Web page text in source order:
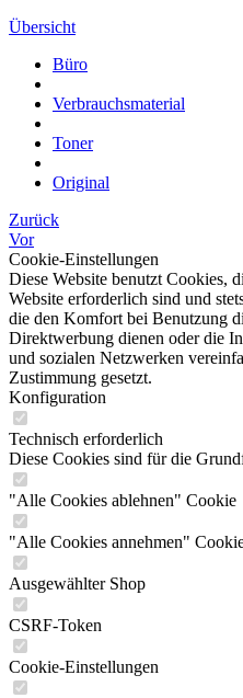
Übersicht
Büro
Verbrauchsmaterial
Toner
Original
Zurück
Vor
Cookie-Einstellungen
Diese Website benutzt Cookies,
Website erforderlich sind und
die den Komfort bei Benutzung
Direktwerbung dienen oder die
und sozialen Netzwerken
Zustimmung gesetzt.
Konfiguration
Technisch erforderlich
Diese Cookies sind für die
"Alle Cookies ablehnen" Cookie
"Alle Cookies annehmen"
Ausgewählter Shop
CSRF-Token
Cookie-Einstellungen